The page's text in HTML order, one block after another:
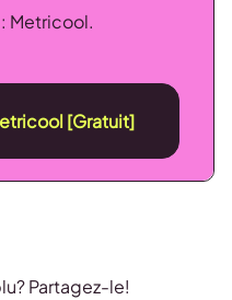
Metricool.
[Gratuit]
Partagez-le!